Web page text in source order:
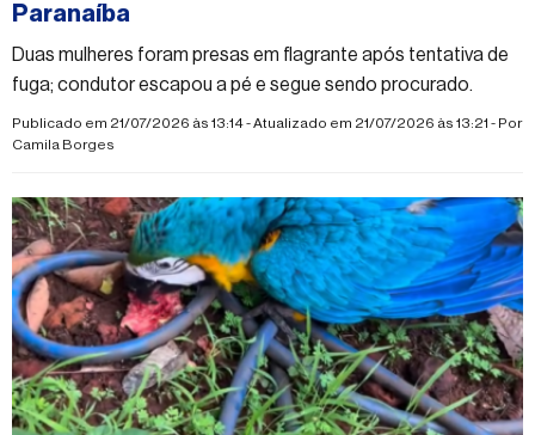
Paranaíba
Duas mulheres foram presas em flagrante após tentativa de
fuga; condutor escapou a pé e segue sendo procurado.
Publicado em 21/07/2026 às 13:14 - Atualizado em 21/07/2026 às 13:21 - Por
Camila Borges